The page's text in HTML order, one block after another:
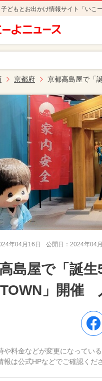
子どもとお出かけ情報サイト「いこ
京都府 京都高島屋で「
年04月16日 公開日： 2024年04
島屋で「誕
」開催
や料金などが変更になっている
報は公式HPなどでご確認くだ